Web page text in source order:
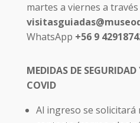
martes a viernes a
WhatsApp +56 9
MEDIDAS DE
COVID
Al ingreso se solicitará